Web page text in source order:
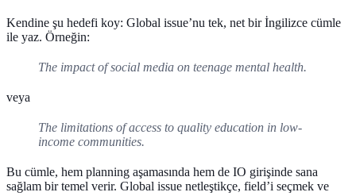
Kendine şu hedefi koy: Global issue’nu tek, net bir İngilizce cümle
ile yaz. Örneğin:
The impact of social media on teenage mental health.
veya
The limitations of access to quality education in low-
income communities.
Bu cümle, hem planning aşamasında hem de IO girişinde sana
sağlam bir temel verir. Global issue netleştikçe, field’i seçmek ve